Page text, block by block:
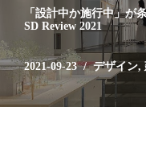
「設計中か施行中」が
SD Review 2021
2021-09-23 デザイン,